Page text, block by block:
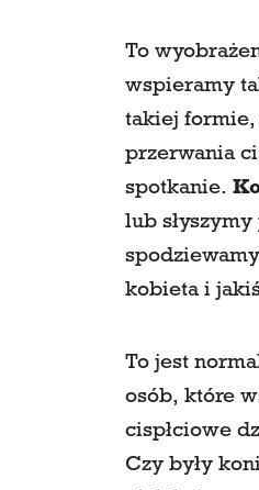
To
wspieramy
takiej formie,
przerwania
spotkanie.
lub
kobieta i
To jest
osób, które
cispłciowe
Czy były